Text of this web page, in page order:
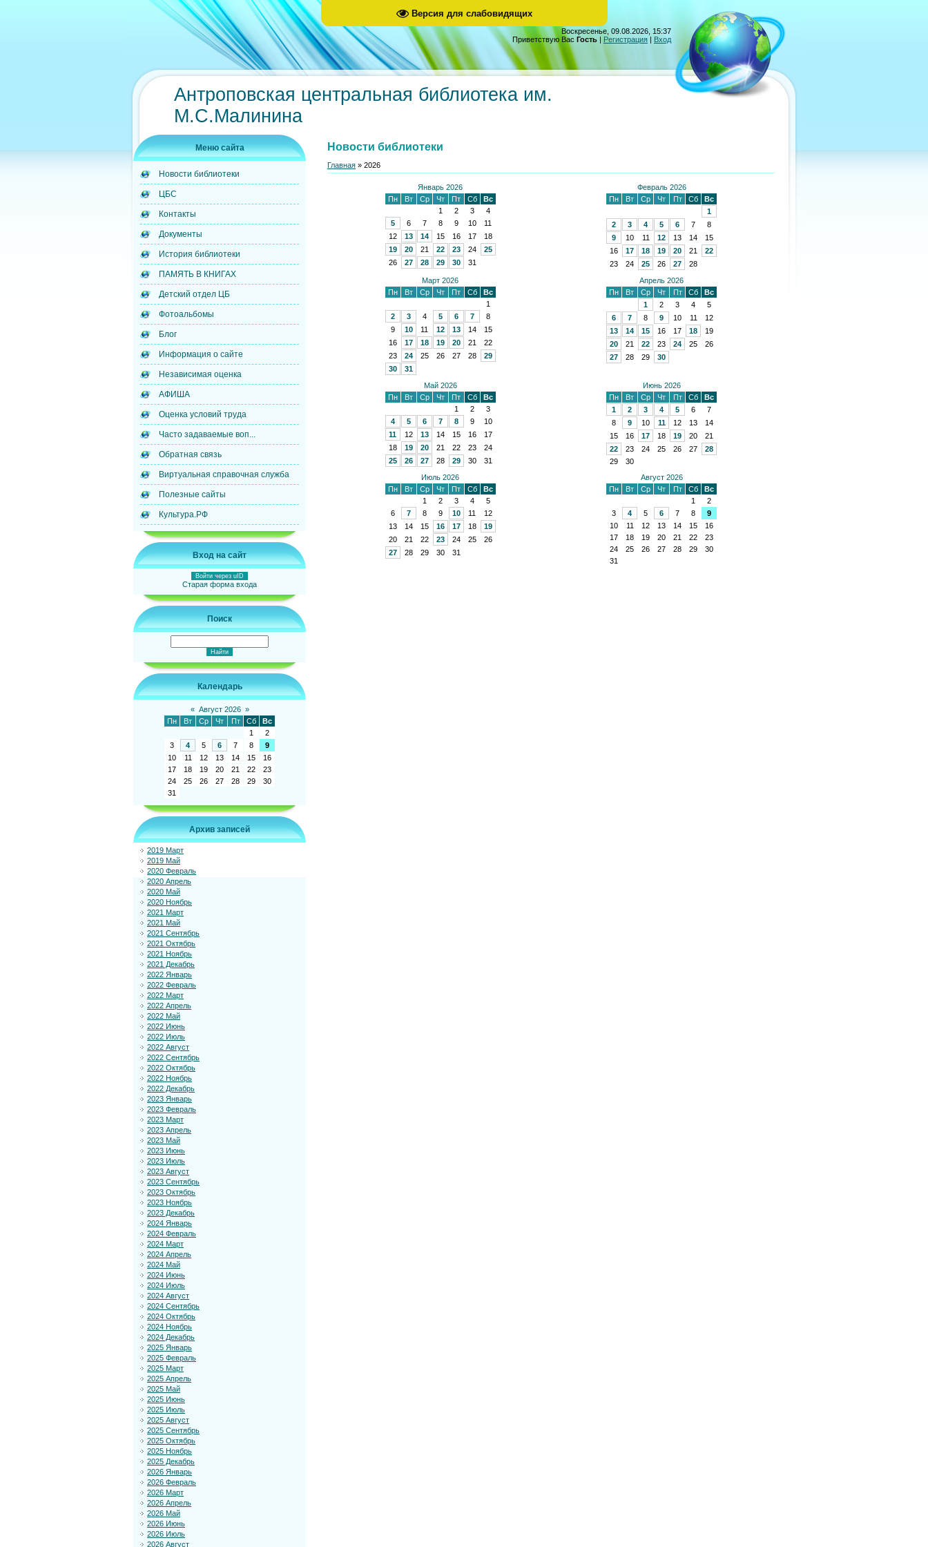
Версия для слабовидящих
Воскресенье, 09.08.2026, 15:37
Приветствую Вас Гость | Регистрация | Вход
Антроповская центральная библиотека им.
М.С.Малинина
Меню сайта
Новости библиотеки
ЦБС
Контакты
Документы
История библиотеки
ПАМЯТЬ В КНИГАХ
Детский отдел ЦБ
Фотоальбомы
Блог
Информация о сайте
Независимая оценка
АФИША
Оценка условий труда
Часто задаваемые воп...
Обратная связь
Виртуальная справочная служба
Полезные сайты
Культура.РФ
Вход на сайт
Войти через uID
Старая форма входа
Поиск
Календарь
« Август 2026 »
Пн
Вт Ср Чт Пт Сб
Вс
1
2
3
4 5 6 7 8
9
10
11 12 13 14 15
16
17
18 19 20 21 22
23
24
25 26 27 28 29
30
31
Архив записей
2019 Март
2019 Май
2020 Февраль
2020 Апрель
2020 Май
2020 Ноябрь
2021 Март
2021 Май
2021 Сентябрь
2021 Октябрь
2021 Ноябрь
2021 Декабрь
2022 Январь
2022 Февраль
2022 Март
2022 Апрель
2022 Май
2022 Июнь
2022 Июль
2022 Август
2022 Сентябрь
2022 Октябрь
2022 Ноябрь
2022 Декабрь
2023 Январь
2023 Февраль
2023 Март
2023 Апрель
2023 Май
2023 Июнь
2023 Июль
2023 Август
2023 Сентябрь
2023 Октябрь
2023 Ноябрь
2023 Декабрь
2024 Январь
2024 Февраль
2024 Март
2024 Апрель
2024 Май
2024 Июнь
2024 Июль
2024 Август
2024 Сентябрь
2024 Октябрь
2024 Ноябрь
2024 Декабрь
2025 Январь
2025 Февраль
2025 Март
2025 Апрель
2025 Май
2025 Июнь
2025 Июль
2025 Август
2025 Сентябрь
2025 Октябрь
2025 Ноябрь
2025 Декабрь
2026 Январь
2026 Февраль
2026 Март
2026 Апрель
2026 Май
2026 Июнь
2026 Июль
2026 Август
Новости библиотеки
Главная » 2026
Январь 2026
Пн
Вт Ср Чт Пт Сб
Вс
1
2 3
4
5
6 7 8 9 10
11
12
13 14 15 16 17
18
19
20 21 22 23 24
25
26
27 28 29 30 31
Февраль 2026
Пн
Вт Ср Чт Пт Сб
Вс
1
2
3 4 5 6 7
8
9
10 11 12 13 14
15
16
17 18 19 20 21
22
23
24 25 26 27
28
Март 2026
Пн
Вт Ср Чт Пт Сб
Вс
1
2
3 4 5 6 7
8
9
10 11 12 13 14
15
16
17 18 19 20 21
22
23
24 25 26 27 28
29
30
31
Апрель 2026
Пн
Вт Ср Чт Пт Сб
Вс
1
2 3 4
5
6
7 8 9 10 11
12
13
14 15 16 17 18
19
20
21 22 23 24 25
26
27
28 29 30
Май 2026
Пн
Вт Ср Чт Пт Сб
Вс
1
2
3
4
5 6 7 8 9
10
11
12 13 14 15 16
17
18
19 20 21 22 23
24
25
26 27 28 29 30 31
Июнь 2026
Пн
Вт Ср Чт Пт Сб
Вс
1
2 3 4 5 6
7
8
9 10 11 12 13
14
15
16 17 18 19 20
21
22
23 24 25 26 27
28
29
30
Июль 2026
Пн
Вт Ср Чт Пт Сб
Вс
1
2 3 4
5
6
7 8 9 10 11
12
13
14 15 16 17 18
19
20
21 22 23 24 25
26
27
28 29 30 31
Август 2026
Пн
Вт Ср Чт Пт Сб
Вс
1
2
3
4 5 6 7 8
9
10
11 12 13 14 15
16
17
18 19 20 21 22
23
24
25 26 27 28 29
30
31